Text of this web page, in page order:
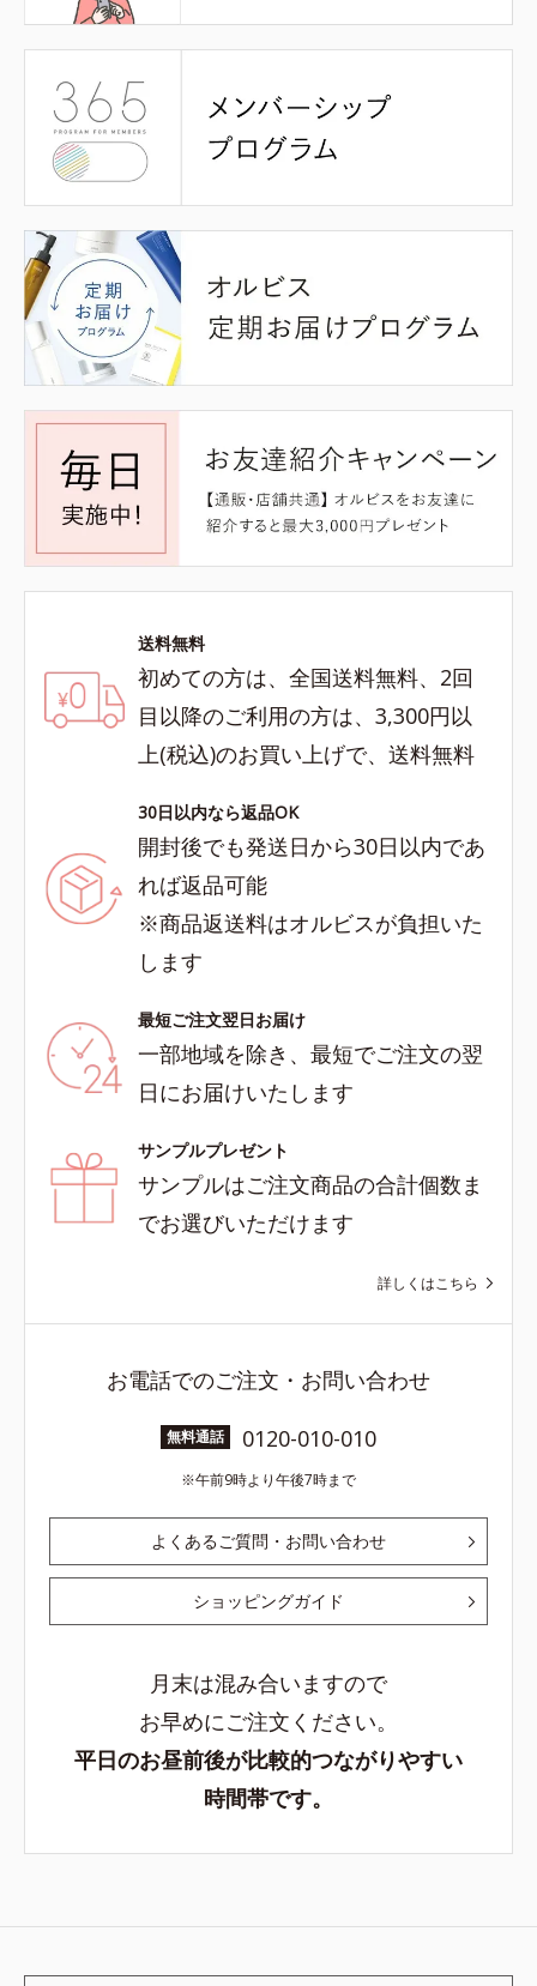
送料無料
初めての方は、全国送料無料、2回
目以降のご利用の方は、3,300円以
上(税込)のお買い上げで、送料無料
30日以内なら返品OK
開封後でも発送日から30日以内であ
れば返品可能
※商品返送料はオルビスが負担いた
します
最短ご注文翌日お届け
一部地域を除き、最短でご注文の翌
日にお届けいたします
サンプルプレゼント
サンプルはご注文商品の合計個数ま
でお選びいただけます
詳しくはこちら
お電話でのご注文・お問い合わせ
無料通話 0120-010-010
午前9時より午後7時まで
よくあるご質問・お問い合わせ
ショッピングガイド
月末は混み合いますので
お早めにご注文ください。
平日のお昼前後が比較的つながりやすい
時間帯です。